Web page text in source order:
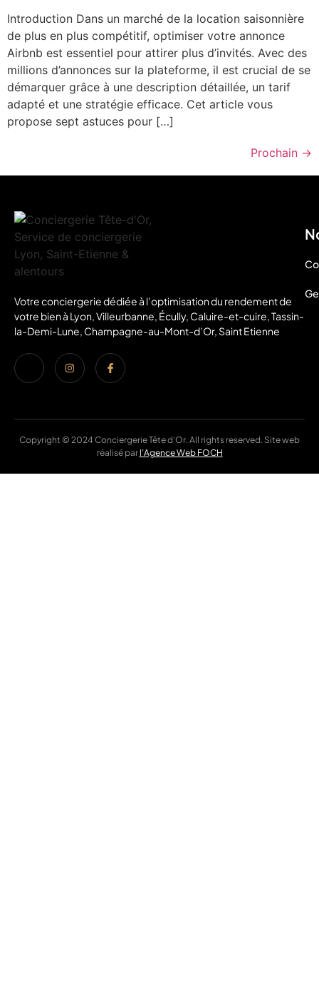
Introduction Dans un marché de la location saisonnière
de plus en plus compétitif, optimiser votre annonce
Airbnb est essentiel pour attirer plus d’invités. Avec des
millions d’annonces sur la plateforme, il est crucial de se
démarquer grâce à une description détaillée, un tarif
adapté et une stratégie efficace. Cet article vous
propose sept astuces pour […]
Prochain →
Votre conciergerie dédiée à l’optimisation du rendement de
votre bien à Lyon, Villeurbanne, Écully, Caluire-et-cuire, Tassin-
la-Demi-Lune, Champagne-au-Mont-d’Or, Saint Etienne
Copyright © 2024 Conciergerie Tête d’Or. All rights reserved. Site web
réalisé par l’Agence Web FOCH